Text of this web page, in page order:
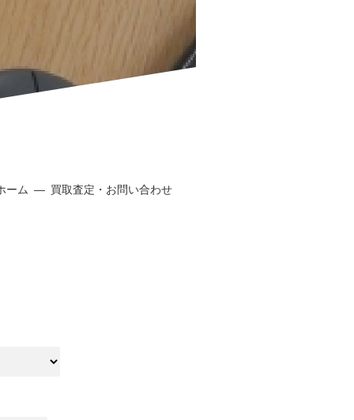
ーム 買取査定・お問い合わせ